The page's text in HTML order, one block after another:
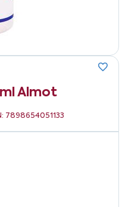
Almot
7898654051133